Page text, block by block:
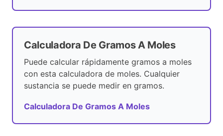
Calculadora De Gramos A Moles
Puede calcular rápidamente gramos a moles
con esta calculadora de moles. Cualquier
sustancia se puede medir en gramos.
Calculadora De Gramos A Moles